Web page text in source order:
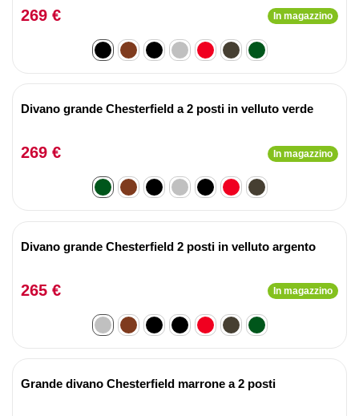
269 € In magazzino
Divano grande Chesterfield a 2 posti in velluto verde
269 € In magazzino
Divano grande Chesterfield 2 posti in velluto argento
265 € In magazzino
Grande divano Chesterfield marrone a 2 posti